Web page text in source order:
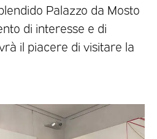
Palazzo da Mosto
di interesse e di
il piacere di visitare la